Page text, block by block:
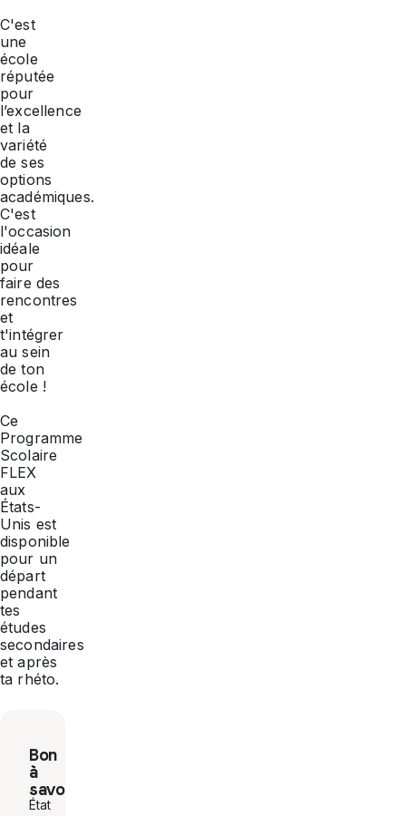
C'est
une
école
réputée
pour
l’excellence
et la
variété
de ses
options
académiques.
C'est
l'occasion
idéale
pour
faire des
rencontres
et
t'intégrer
au sein
de ton
école !
Ce
Programme
Scolaire
FLEX
aux
États-
Unis est
disponible
pour un
départ
pendant
tes
études
secondaires
et après
ta rhéto.
Bon
à
savoir
État